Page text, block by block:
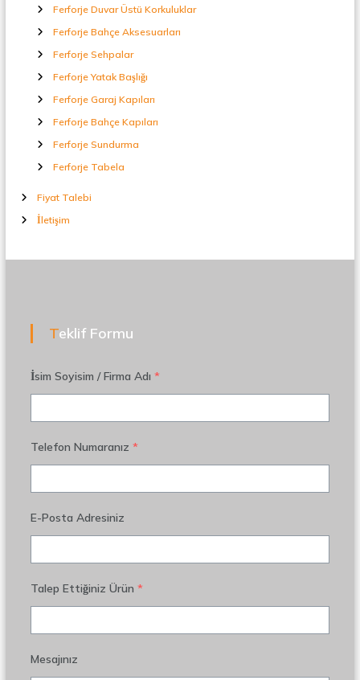
Ferforje Duvar Üstü Korkuluklar
Ferforje Bahçe Aksesuarları
Ferforje Sehpalar
Ferforje Yatak Başlığı
Ferforje Garaj Kapıları
Ferforje Bahçe Kapıları
Ferforje Sundurma
Ferforje Tabela
Fiyat Talebi
İletişim
Teklif Formu
İsim Soyisim / Firma Adı *
Telefon Numaranız *
E-Posta Adresiniz
Talep Ettiğiniz Ürün *
Mesajınız